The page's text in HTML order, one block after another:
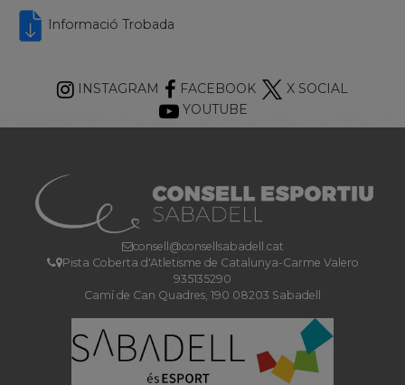
Informació Trobada
INSTAGRAM FACEBOOK
X SOCIAL
YOUTUBE
consell@consellsabadell.cat
Pista Coberta d'Atletisme de Catalunya-Carme Valero
935135290
Camí de Can Quadres, 190 08203 Sabadell